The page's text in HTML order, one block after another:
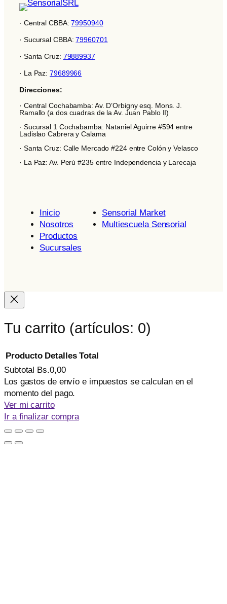
· Central CBBA:79950940
· Sucursal CBBA:79960701
· Santa Cruz: 79889937
· La Paz:79689966
Direcciones:
· Central Cochabamba: Av. D’Orbigny esq. Mons. J.
Ramallo (a dos cuadras de la Av. Juan Pablo II)
· Sucursal 1 Cochabamba: Nataniel Aguirre #594 entre
Ladislao Cabrera y Calama
· Santa Cruz: Calle Mercado #224 entre Colón y Velasco
· La Paz: Av. Perú #235 entre Independencia y Larecaja
Inicio
Nosotros
Productos
Sucursales
Sensorial Market
Multiescuela Sensorial
Tu carrito (artículos: 0)
Productos
del
carrito
Producto Detalles Total
Subtotal Bs.0,00
Los gastos de envío e impuestos se calculan en el
momento del pago.
Ver mi carrito
Ir a finalizar compra